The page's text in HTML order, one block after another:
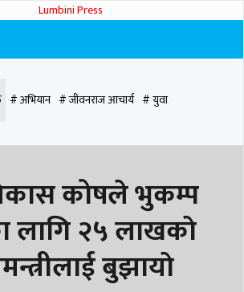
# अभियान # जीवनराज आचार्य # युवा
हस्पिटल # घरजग्गा कारोबार # कपिलवस्तु
# आधुनिक समाज डेन्टल # लुम्बिनी # वर्षा # समृद्धि
# नेपाली कांग्रेस # बुटवल # राजधानी
# नेकपा # रुपन्देही १ # चुन्न पौडेल # मन्दिर
कोषले भुकम्प
लागि २५ लाखकाे
बुझायाे